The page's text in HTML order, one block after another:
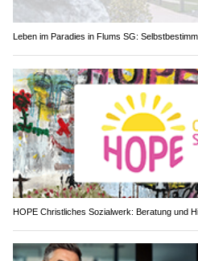
Leben im Paradies in Flums SG:
HOPE Christliches Sozialwerk: Beratung und